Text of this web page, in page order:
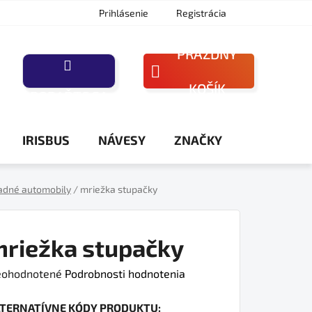
Prihlásenie Registrácia
NÁKUPNÝ
PRÁZDNY
KOŠÍK
IRISBUS NÁVESY ZNAČKY
automobily / mriežka stupačky
stupačky
Podrobnosti hodnotenia
KÓDY PRODUKTU: